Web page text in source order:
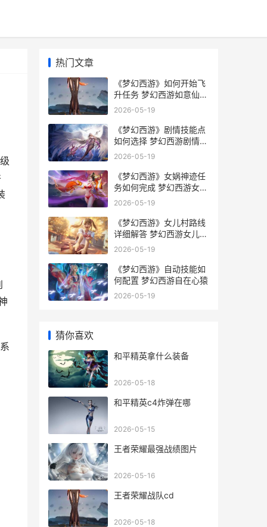
热门文章
《梦幻西游》如何开始飞
升任务 梦幻西游如意仙子
套装效果
2026-05-19
《梦幻西游》剧情技能点
如何选择 梦幻西游剧情点
获得剧情点表
2026-05-19
《梦幻西游》女娲神迹任
务如何完成 梦幻西游女儿
村怎么加点
2026-05-19
《梦幻西游》女儿村路线
详细解答 梦幻西游女儿村
怎么加点
2026-05-19
《梦幻西游》自动技能如
何配置 梦幻西游自在心猿
2026-05-19
猜你喜欢
和平精英拿什么装备
2026-05-18
和平精英c4炸弹在哪
2026-05-15
王者荣耀最强战绩图片
2026-05-16
王者荣耀战队cd
2026-05-18